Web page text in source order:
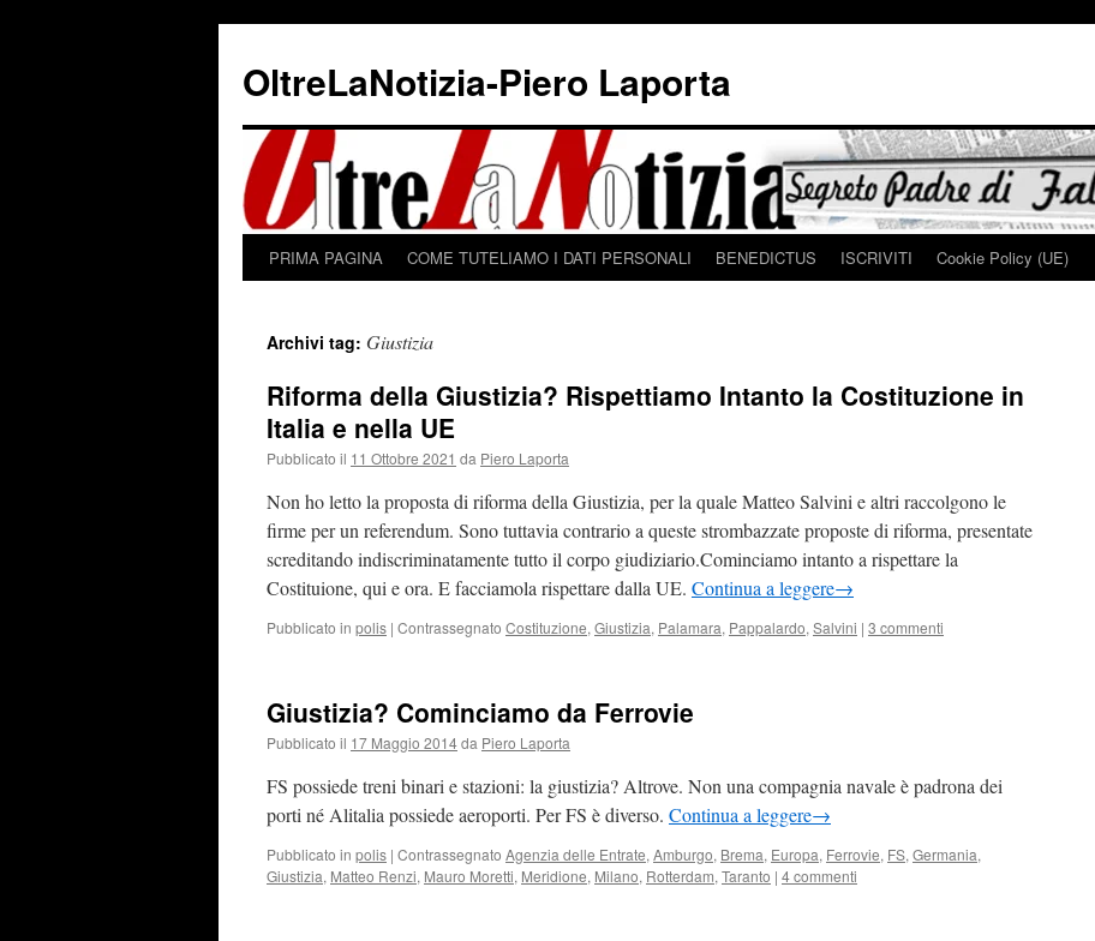
contenuto
OltreLaNotizia-Piero Laporta
PRIMA PAGINA COME TUTELIAMO I DATI PERSONALI BENEDICTUS ISCRIVITI Cookie Policy (UE)
Archivi tag: Giustizia
Riforma della Giustizia? Rispettiamo Intanto la Costituzione in
Italia e nella UE
Pubblicato il 11 Ottobre 2021 da Piero Laporta
Non ho letto la proposta di riforma della Giustizia, per la quale Matteo Salvini e altri raccolgono le
firme per un referendum. Sono tuttavia contrario a queste strombazzate proposte di riforma, presentate
screditando indiscriminatamente tutto il corpo giudiziario.Cominciamo intanto a rispettare la
Costituione, qui e ora. E facciamola rispettare dalla UE. Continua a leggere→
Pubblicato in polis | Contrassegnato Costituzione, Giustizia, Palamara, Pappalardo, Salvini | 3 commenti
Giustizia? Cominciamo da Ferrovie
Pubblicato il 17 Maggio 2014da Piero Laporta
FS possiede treni binari e stazioni: la giustizia? Altrove. Non una compagnia navale è padrona dei
porti né Alitalia possiede aeroporti. Per FS è diverso. Continua a leggere→
Pubblicato in polis | Contrassegnato Agenzia delle Entrate, Amburgo, Brema, Europa, Ferrovie, FS, Germania,
Giustizia, Matteo Renzi, Mauro Moretti, Meridione, Milano, Rotterdam, Taranto | 4 commenti